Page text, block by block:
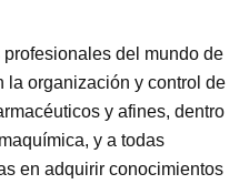
del mundo de
la organización y control de
y afines, dentro
y a todas
en adquirir conocimientos